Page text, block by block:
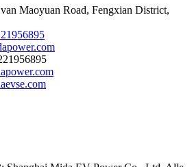
Maoyuan Road, Fengxian District,